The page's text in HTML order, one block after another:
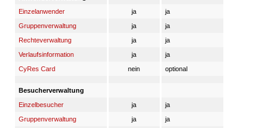
Einzelanwender
ja
ja
Gruppenverwaltung
ja
ja
Rechteverwaltung
ja
ja
Verlaufsinformation
ja
ja
CyRes Card
nein optional
Besucherverwaltung
Einzelbesucher
ja
ja
Gruppenverwaltung
ja
ja